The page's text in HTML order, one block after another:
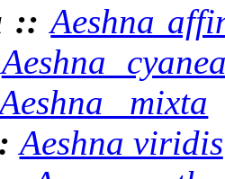
::Aeshna
Aeshna
Aeshna mixta
Aeshna viridis